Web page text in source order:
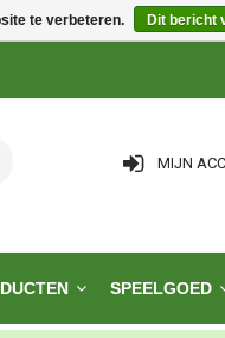
MIJN
SPEELGOED
te verbeteren. Dit bericht